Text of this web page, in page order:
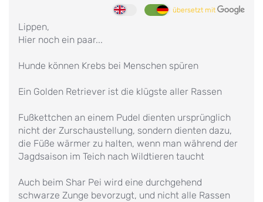
übersetzt mit
Lippen,
Hier noch ein paar...
Hunde können Krebs bei Menschen spüren
Ein Golden Retriever ist die klügste aller Rassen
Fußkettchen an einem Pudel dienten ursprünglich
nicht der Zurschaustellung, sondern dienten dazu,
die Füße wärmer zu halten, wenn man während der
Jagdsaison im Teich nach Wildtieren taucht
Auch beim Shar Pei wird eine durchgehend
schwarze Zunge bevorzugt, und nicht alle Rassen